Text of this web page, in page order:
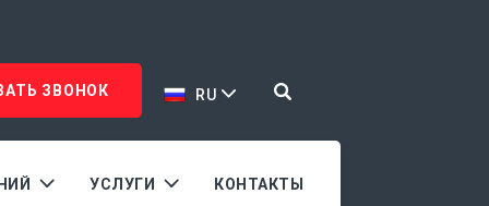
ЗВОНОК RU
УСЛУГИ КОНТАКТЫ